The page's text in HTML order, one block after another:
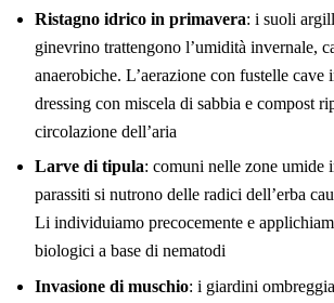
Ristagno idrico in primavera: i suoli
ginevrino trattengono l’umidità invernale,
anaerobiche. L’aerazione con fustelle cave
dressing con miscela di sabbia e compost
circolazione dell’aria
Larve di tipula: comuni nelle zone umide
parassiti si nutrono delle radici dell’erba
Li individuiamo precocemente e
biologici a base di nematodi
Invasione di muschio: i giardini